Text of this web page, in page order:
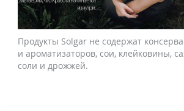
Продукты Solgar не содержат
и ароматизаторов, сои, клейковины,
соли и дрожжей.